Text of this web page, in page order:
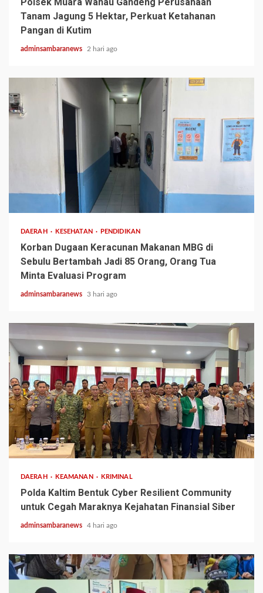
Tanam Jagung 5 Hektar, Perkuat Ketahanan
Pangan di Kutim
adminsambaranews 2 hari ago
3 min read
DAERAH KESEHATAN PENDIDIKAN
Korban Dugaan Keracunan Makanan MBG di
Sebulu Bertambah Jadi 85 Orang, Orang Tua
Minta Evaluasi Program
adminsambaranews 3 hari ago
2 min read
DAERAH KEAMANAN KRIMINAL
Polda Kaltim Bentuk Cyber Resilient Community
untuk Cegah Maraknya Kejahatan Finansial Siber
adminsambaranews 4 hari ago